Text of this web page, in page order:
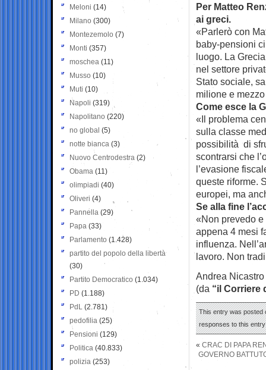
Per Matteo
ai greci.
«Parlerò con
baby-pensioni
luogo. La
nel settore
Stato sociale,
milione e
Come esce la
«Il problema
sulla classe
possibilità di
scontrarsi che
l’evasione
queste riforme.
europei, ma
Se alla fine
«Non prevedo
appena 4 mesi
influenza.
lavoro. Non
Andrea Nicastro
(da “il Corriere
This entry was posted
responses to this
« CRAC DI PAPA
GOVERNO
Meloni (14)
Milano (300)
Montezemolo (7)
Monti (357)
moschea (11)
Musso (10)
Muti (10)
Napoli (319)
Napolitano (220)
no global (5)
notte bianca (3)
Nuovo Centrodestra (2)
Obama (11)
olimpiadi (40)
Oliveri (4)
Pannella (29)
Papa (33)
Parlamento (1.428)
partito del popolo della libertà
(30)
Partito Democratico (1.034)
PD (1.188)
PdL (2.781)
pedofilia (25)
Pensioni (129)
Politica (40.833)
polizia (253)